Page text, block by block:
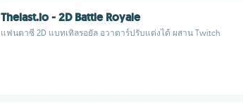
Thelast.io - 2D Battle Royale
แฟนตาซี 2D แบทเทิลรอยัล อวาตาร์ปรับแต่งได้ ผสาน Twitch